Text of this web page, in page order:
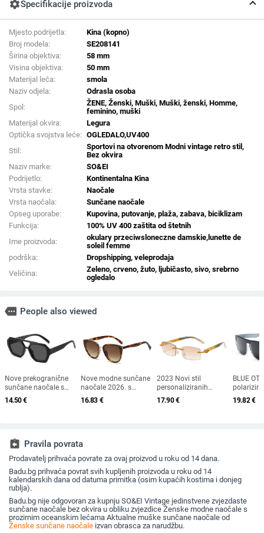
settingsSpecifikacije proizvoda
Mjesto podrijetla:
Kina (kopno)
Broj modela:
SE208141
Širina objektiva:
58 mm
Visina objektiva:
50 mm
Materijal leća:
smola
Naziv odjela:
Odrasla osoba
Spol:
ŽENE, Ženski, Muški, Muški, ženski, Homme,
feminino, muški
Materijal okvira:
Legura
Optička svojstva leće: OGLEDALO,UV400
Stil:
Sportovi na otvorenom Modni vintage retro stil,
Bez okvira
Naziv marke:
SO&EI
Podrijetlo:
Kontinentalna Kina
Vrsta stavke:
Naočale
Vrsta naočala:
Sunčane naočale
Opseg uporabe:
Kupovina, putovanje, plaža, zabava, biciklizam
Funkcija:
100% UV 400 zaštita od štetnih
Ime proizvoda:
okulary przeciwsloneczne damskie,lunette de
soleil femme
podrška:
Dropshipping, veleprodaja
Veličina:
Zeleno, crveno, žuto, ljubičasto, sivo, srebrno
ogledalo
more People also viewed
Nove prekogranične
sunčane naočale s
dvostrukim mostom
nepravilnog oblika,
jedinstvene sunčane
naočale
14.50€
Nove modne sunčane
naočale 2026. s
okvirom u obliku
mačke i zlatnim
16.83 €
2023 Novi stil
personaliziranih
sunčanih naočala s
dijamantnim
stilu
17.90€
BLUE
naočale,
naočale
19.82€
assignment_return Pravila povrata
Prodavatelj prihvaća povrate za ovaj proizvod u roku od 14 dana.
Badu.bg prihvaća povrat svih kupljenih proizvoda u roku od 14
kalendarskih dana od datuma primitka (osim kupaćih kostima i donjeg
rublja).
Badu.bg nije odgovoran za kupnju SO&EI Vintage jedinstvene zvjezdaste
sunčane naočale bez okvira u obliku zvjezdice Ženske modne naočale s
prozirnim oceanskim lećama Aktualne muške sunčane naočale od
Ženske sunčane naočale izvan obrasca za narudžbu.